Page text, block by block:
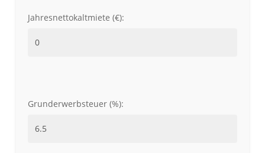
Jahresnettokaltmiete (€):
Grunderwerbsteuer (%):